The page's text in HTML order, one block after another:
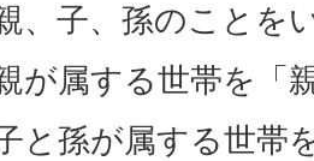
、子、孫のことを
が属する世帯を「
と孫が属する世帯